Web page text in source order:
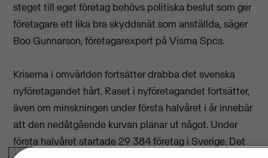
steget till eget företag behövs politiska beslut som ger
företagare ett lika bra skyddsnät som anställda, säger
Boo Gunnarson, företagarexpert på Visma Spcs.
Kriserna i omvärlden fortsätter drabba det svenska
nyföretagandet hårt. Raset i nyföretagandet fortsätter,
även om minskningen under första halvåret i år innebär
att den nedåtgående kurvan planar ut något. Under
första halvåret startade 29 384 företag i Sverige. Det